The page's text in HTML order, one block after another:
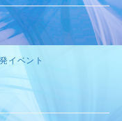
イベント